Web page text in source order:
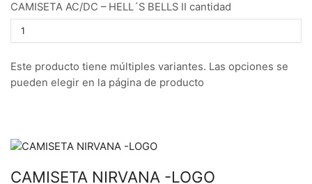
CAMISETA AC/DC – HELL´S BELLS II cantidad
Este producto tiene múltiples variantes. Las opciones se
pueden elegir en la página de producto
CAMISETA NIRVANA -LOGO